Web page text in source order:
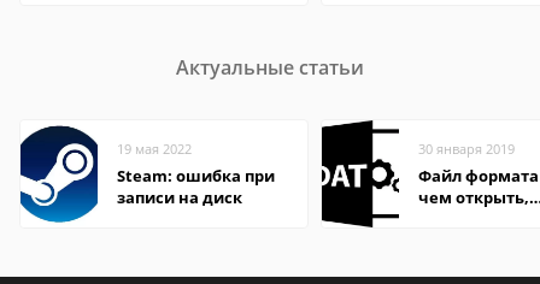
Актуальные статьи
19 мая 2022
Steam: ошибка при
записи на диск
30 января 2019
Файл формата
чем открыть,